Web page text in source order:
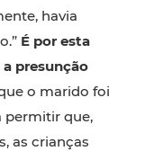
havia
É por esta
presunção
o marido foi
permitir que,
as crianças